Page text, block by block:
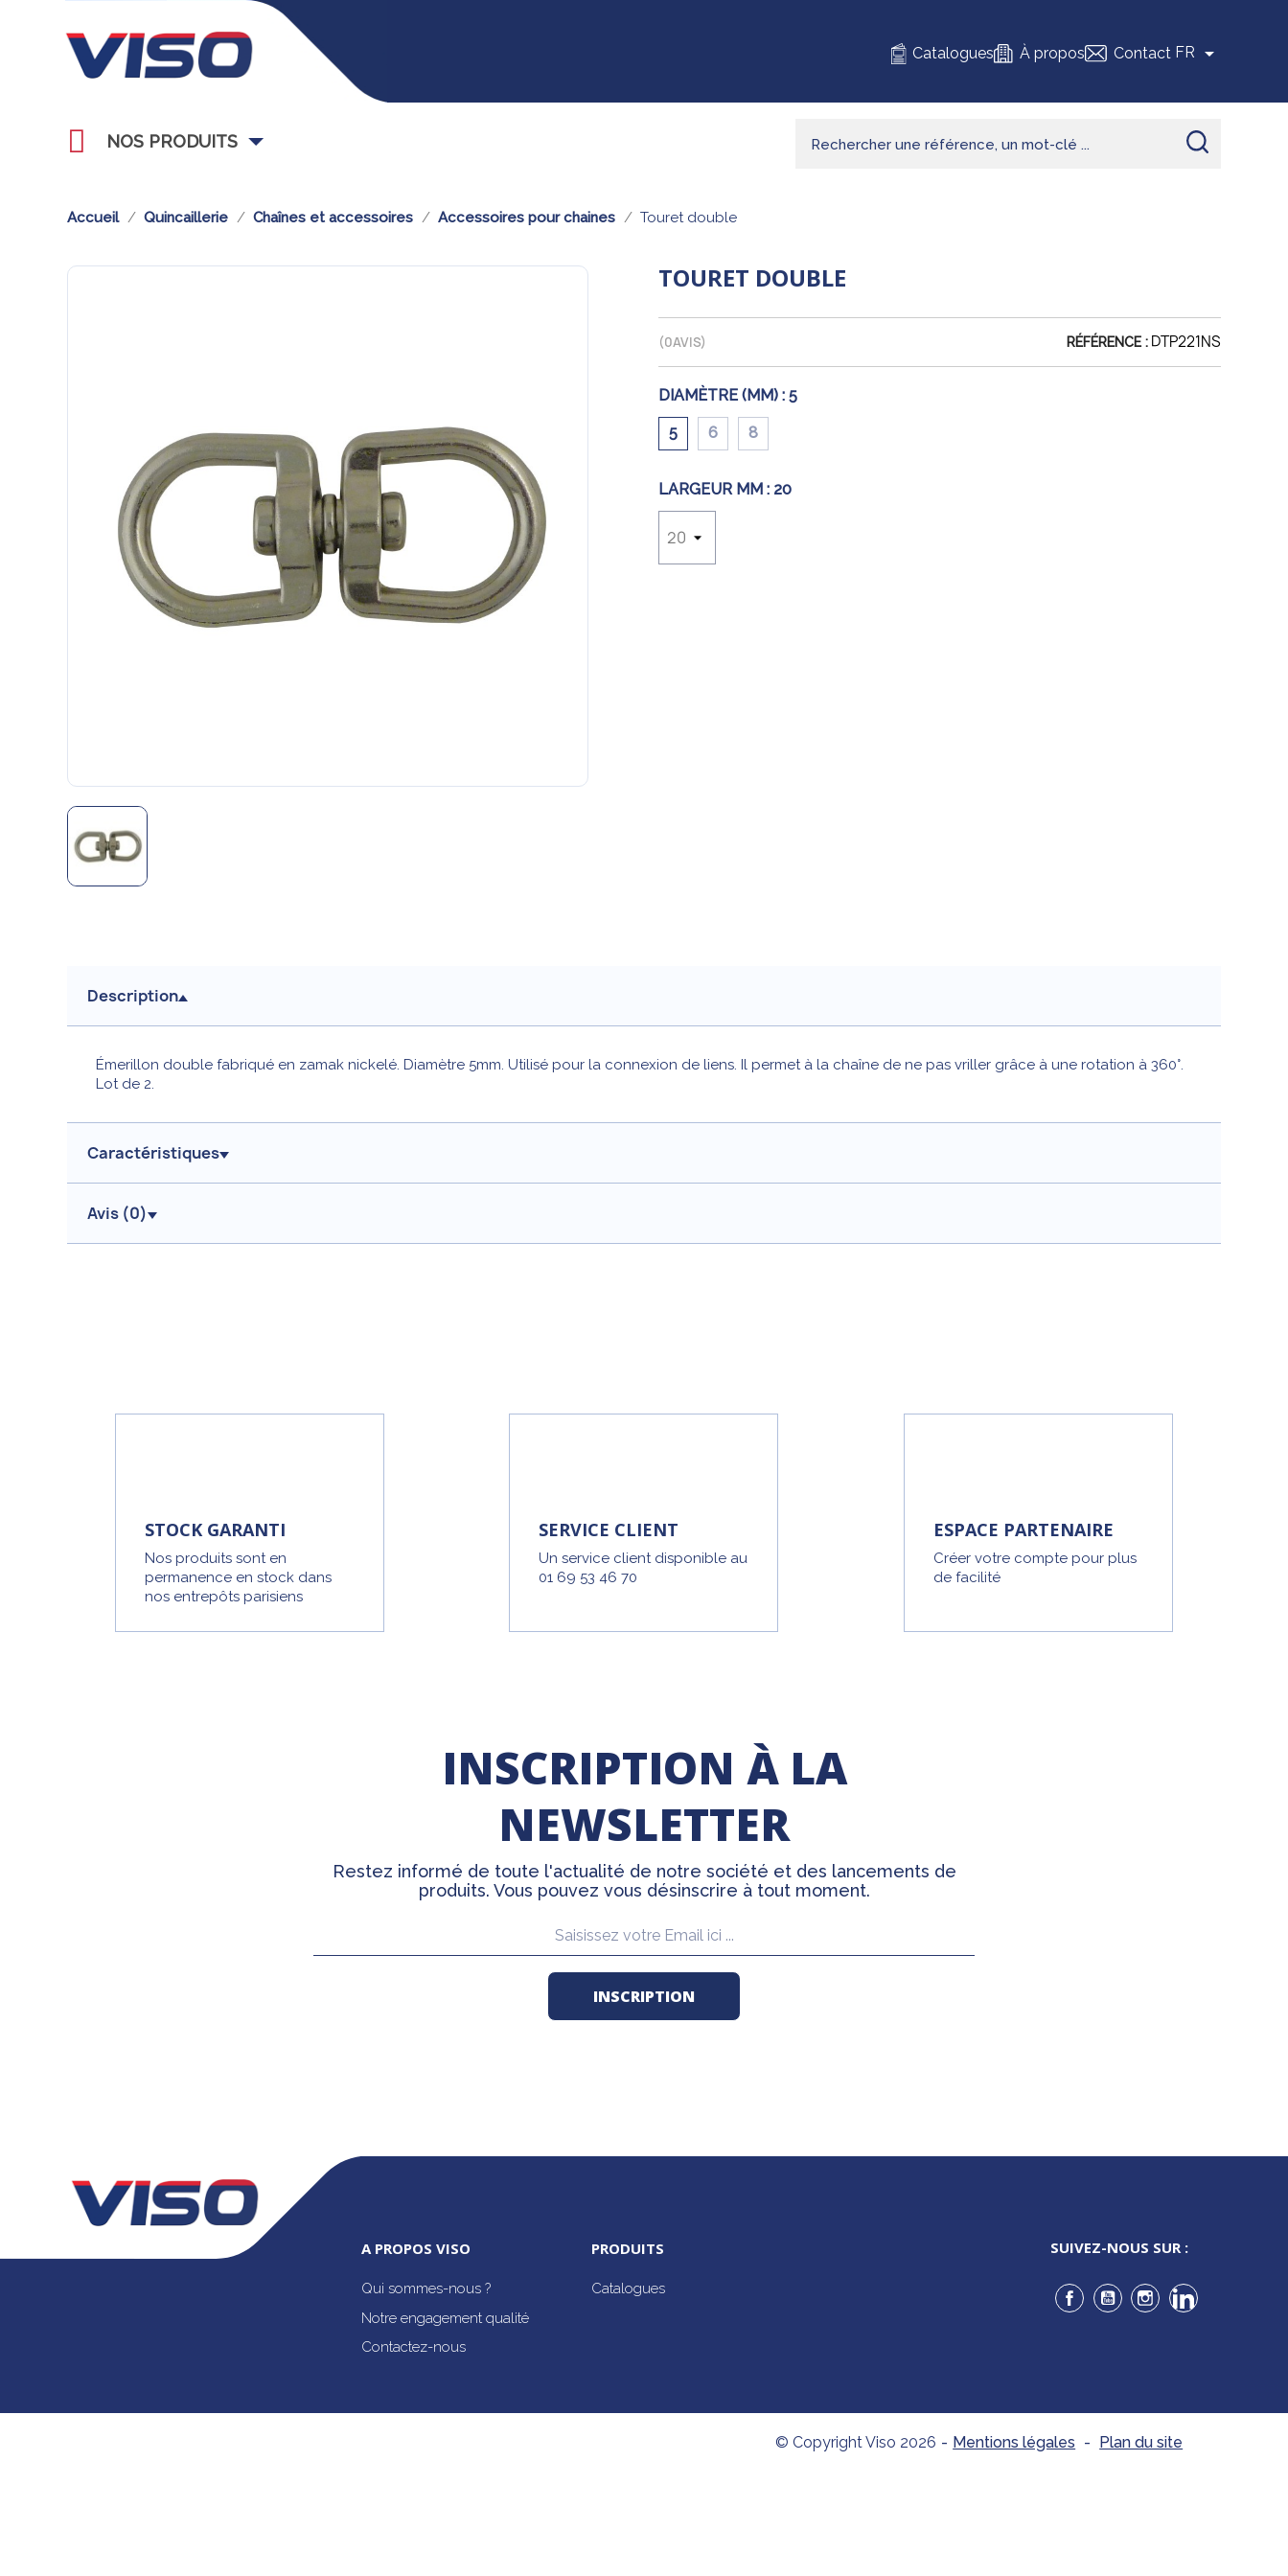
Catalogues À propos Contact FR 
NOS PRODUITS
Accueil Quincaillerie Chaînes et accessoires Accessoires pour chaines Touret double
TOURET DOUBLE
(0AVIS) RÉFÉRENCE : DTP221NS
DIAMÈTRE (MM) : 5
5 6 8
LARGEUR MM : 20
Description
Émerillon double fabriqué en zamak nickelé. Diamètre 5mm. Utilisé pour la connexion de liens. Il permet à la chaîne de ne pas vriller grâce à une rotation à 360°.
Lot de 2.
Caractéristiques
Avis (0)
STOCK GARANTI
Nos produits sont en
permanence en stock dans
nos entrepôts parisiens
SERVICE CLIENT
Un service client disponible au
01 69 53 46 70
ESPACE PARTENAIRE
Créer votre compte pour plus
de facilité
INSCRIPTION À LA
NEWSLETTER
Restez informé de toute l'actualité de notre société et des lancements de
produits. Vous pouvez vous désinscrire à tout moment.
A PROPOS VISO
Qui sommes-nous ?
Notre engagement qualité
Contactez-nous
PRODUITS
Catalogues
SUIVEZ-NOUS SUR :
Facebook
YouTubeInstagramLinkedIn
© Copyright Viso 2026 - Mentions légales - Plan du site